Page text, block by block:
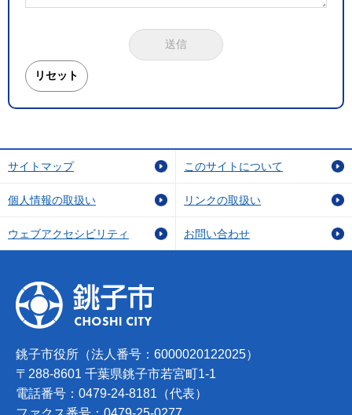
サイトマップ このサイトについて
個人情報の取扱い リンクの取扱い
ウェブアクセシビリティ お問い合わせ
銚子市役所（法人番号：6000020122025）
〒288-8601 千葉県銚子市若宮町1-1
電話番号：0479-24-8181（代表）